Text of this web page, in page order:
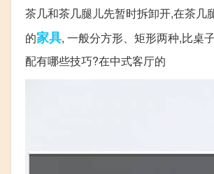
茶几和茶几腿儿先暂时拆卸开,在茶几
的家具, 一般分方形、矩形两种,比桌
配有哪些技巧?在中式客厅的